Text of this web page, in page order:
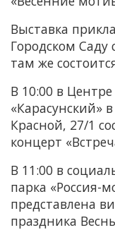
Выставка
Городском Саду
там же
В 10:00 в
«Карасунский»
Красной, 27/1
концерт
В 11:00 в
парка «Россия-
представлена
праздника